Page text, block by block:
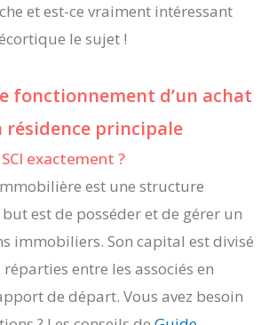
et est-ce vraiment intéressant
le sujet !
fonctionnement d’un achat
résidence principale
SCI exactement ?
est une structure
est de posséder et de gérer un
immobiliers. Son capital est divisé
entre les associés en
de départ. Vous avez besoin